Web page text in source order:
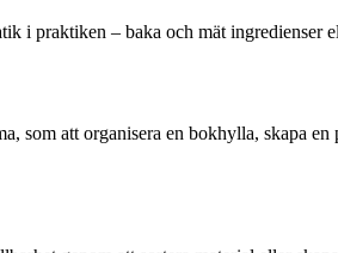
i praktiken – baka och mät ingredienser
som att organisera en bokhylla, skapa